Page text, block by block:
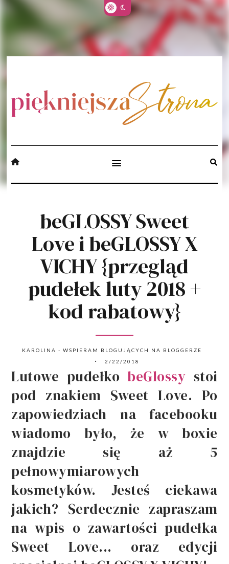
beGLOSSY Sweet
Love i beGLOSSY X
VICHY {przegląd
pudełek luty 2018 +
kod rabatowy}
KAROLINA - WSPIERAM BLOGUJĄCYCH NA BLOGGERZE
2/22/2018
Lutowe pudełko beGlossy stoi
pod znakiem Sweet Love. Po
zapowiedziach na facebooku
wiadomo było, że w boxie
znajdzie się aż 5
pełnowymiarowych
kosmetyków. Jesteś ciekawa
jakich? Serdecznie zapraszam
na wpis o zawartości pudełka
Sweet Love... oraz edycji